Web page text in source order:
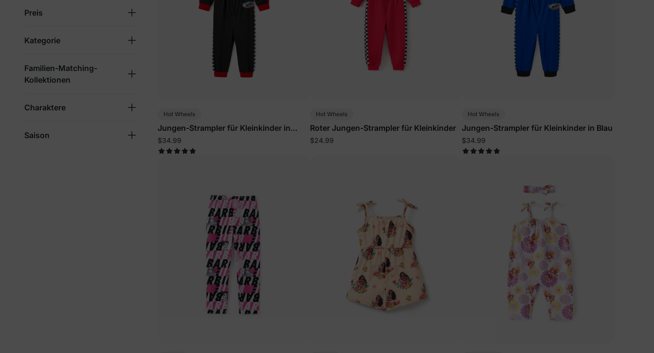
Preis
Kategorie
Familien-Matching-
Kollektionen
Charaktere
Saison
Hot Wheels
Jungen-Strampler für Kleinkinder in
Schwarz
$34.99
Hot Wheels
Roter Jungen-Strampler für Kleinkinder
$24.99
Hot Wheels
Jungen-Strampler für Kleinkinder in Blau
$34.99